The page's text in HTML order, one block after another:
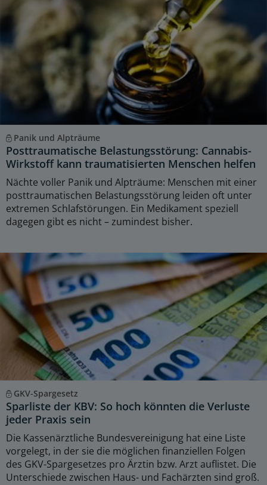
Panik und Alpträume
Posttraumatische Belastungsstörung: Cannabis-
Wirkstoff kann traumatisierten Menschen helfen
Nächte voller Panik und Alpträume: Menschen mit einer
posttraumatischen Belastungsstörung leiden oft unter
extremen Schlafstörungen. Ein Medikament speziell
dagegen gibt es nicht – zumindest bisher.
GKV-Spargesetz
Sparliste der KBV: So hoch könnten die Verluste
jeder Praxis sein
Die Kassenärztliche Bundesvereinigung hat eine Liste
vorgelegt, in der sie die möglichen finanziellen Folgen
des GKV-Spargesetzes pro Ärztin bzw. Arzt auflistet. Die
Unterschiede zwischen Haus- und Fachärzten sind groß.